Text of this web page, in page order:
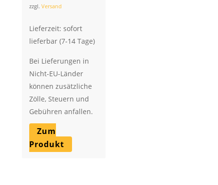
zzgl. Versand
Lieferzeit: sofort
lieferbar (7-14 Tage)
Bei Lieferungen in
Nicht-EU-Länder
können zusätzliche
Zölle, Steuern und
Gebühren anfallen.
Zum
Produkt